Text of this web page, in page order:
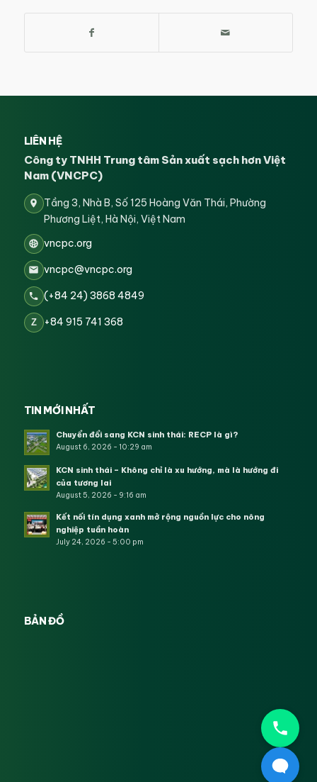
LIÊN HỆ
Công ty TNHH Trung tâm Sản xuất sạch hơn Việt
Nam (VNCPC)
Tầng 3, Nhà B, Số 125 Hoàng Văn Thái, Phường
Phương Liệt, Hà Nội, Việt Nam
vncpc.org
vncpc@vncpc.org
(+84 24) 3868 4849
Z +84 915 741 368
TIN MỚI NHẤT
Chuyển đổi sang KCN sinh thái: RECP là gì?
August 6, 2026 - 10:29 am
KCN sinh thái – Không chỉ là xu hướng, mà là hướng đi
của tương lai
August 5, 2026 - 9:16 am
Kết nối tín dụng xanh mở rộng nguồn lực cho nông
nghiệp tuần hoàn
July 24, 2026 - 5:00 pm
BẢN ĐỒ